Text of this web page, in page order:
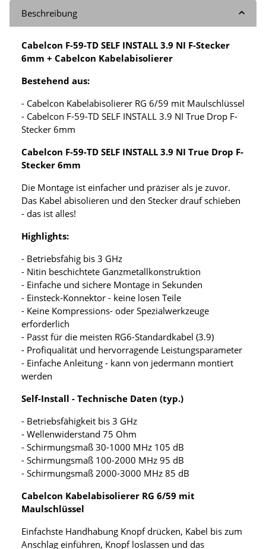
Beschreibung
Cabelcon F-59-TD SELF INSTALL 3.9 NI F-Stecker
6mm + Cabelcon Kabelabisolierer
Bestehend aus:
- Cabelcon Kabelabisolierer RG 6/59 mit Maulschlüssel
- Cabelcon F-59-TD SELF INSTALL 3.9 NI True Drop F-
Stecker 6mm
Cabelcon F-59-TD SELF INSTALL 3.9 NI True Drop F-
Stecker 6mm
Die Montage ist einfacher und präziser als je zuvor.
Das Kabel abisolieren und den Stecker drauf schieben
- das ist alles!
Highlights:
- Betriebsfähig bis 3 GHz
- Nitin beschichtete Ganzmetallkonstruktion
- Einfache und sichere Montage in Sekunden
- Einsteck-Konnektor - keine losen Teile
- Keine Kompressions- oder Spezialwerkzeuge
erforderlich
- Passt für die meisten RG6-Standardkabel (3.9)
- Profiqualität und hervorragende Leistungsparameter
- Einfache Anleitung - kann von jedermann montiert
werden
Self-Install - Technische Daten (typ.)
- Betriebsfähigkeit bis 3 GHz
- Wellenwiderstand 75 Ohm
- Schirmungsmaß 30-1000 MHz 105 dB
- Schirmungsmaß 100-2000 MHz 95 dB
- Schirmungsmaß 2000-3000 MHz 85 dB
Cabelcon Kabelabisolierer RG 6/59 mit
Maulschlüssel
Einfachste Handhabung Knopf drücken, Kabel bis zum
Anschlag einführen, Knopf loslassen und das